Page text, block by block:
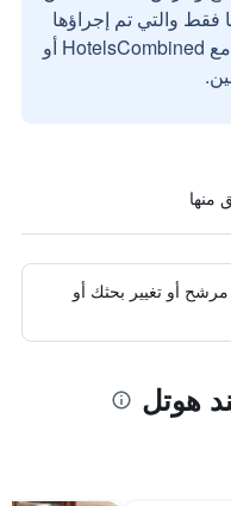
فقط والتي تم إجراؤها
بواسطة مستخدمين حقيقيين مع HotelsCombined أو
مرشح أو تغيير بحثك أو
هوتل